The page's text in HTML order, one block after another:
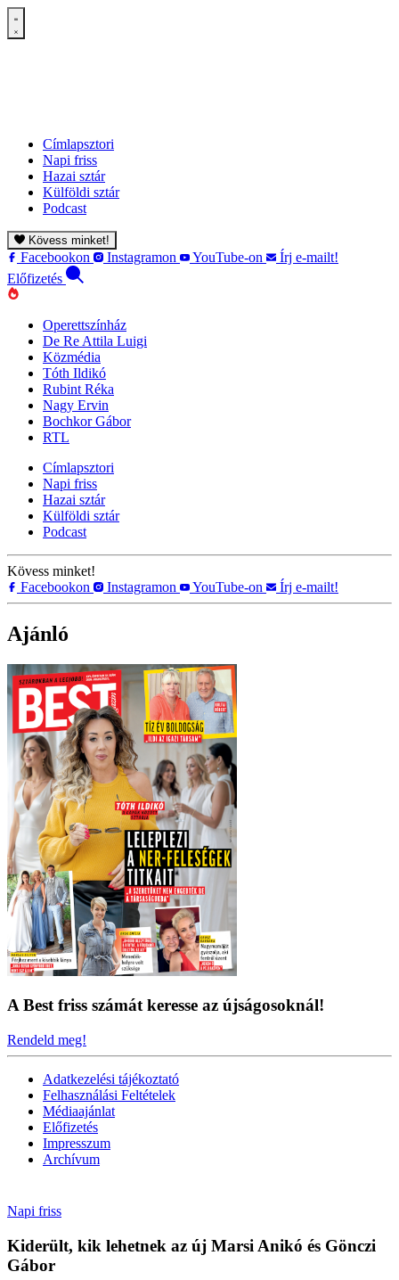
Címlapsztori
Napi friss
Hazai sztár
Külföldi sztár
Podcast
Kövess minket!
Facebookon Instagramon YouTube-on
Írj e-mailt!
Előfizetés
Operettszínház
De Re Attila Luigi
Közmédia
Tóth Ildikó
Rubint Réka
Nagy Ervin
Bochkor Gábor
RTL
Címlapsztori
Napi friss
Hazai sztár
Külföldi sztár
Podcast
Kövess minket!
Facebookon
Instagramon YouTube-on Írj e-mailt!
Ajánló
A Best friss számát keresse az újságosoknál!
Rendeld meg!
Adatkezelési tájékoztató
Felhasználási Feltételek
Médiaajánlat
Előfizetés
Impresszum
Archívum
Napi friss
Kiderült, kik lehetnek az új Marsi Anikó és Gönczi
Gábor